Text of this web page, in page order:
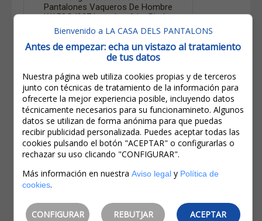
Pantalones Vaqueros De Hombre
W15QCJ027 Lavados A La Piedra
Bienvenido a LA CASA DELS PANTALONS
Antes de empezar: echa un vistazo al tratamiento
de tus datos
Nuestra página web utiliza cookies propias y de terceros
junto con técnicas de tratamiento de la información para
ofrecerte la mejor experiencia posible, incluyendo datos
técnicamente necesarios para su funcionamineto. Algunos
datos se utilizan de forma anónima para que puedas
recibir publicidad personalizada. Puedes aceptar todas las
cookies pulsando el botón "ACEPTAR" o configurarlas o
rechazar su uso clicando "CONFIGURAR".
Más información en nuestra Aviso legaly Política de
cookies.
CONFIGURAR REBUTJAR ACEPTAR